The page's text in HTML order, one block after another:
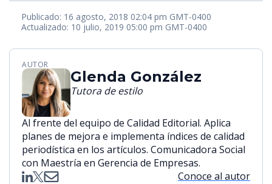
Publicado: 16 agosto, 2018 02:04 pm GMT-0400
Actualizado: 10 julio, 2019 05:00 pm GMT-0400
AUTOR
Glenda González
Tutora de estilo
Al frente del equipo de Calidad Editorial. Aplica
planes de mejora e implementa índices de calidad
periodística en los artículos. Comunicadora Social
con Maestría en Gerencia de Empresas.
Conoce al autor